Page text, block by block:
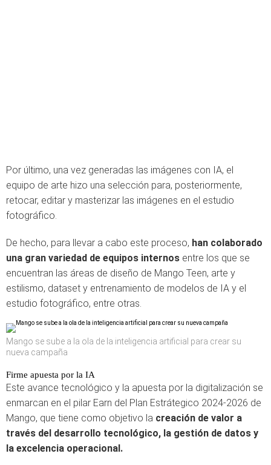
Por último, una vez generadas las imágenes con IA, el
equipo de arte hizo una selección para, posteriormente,
retocar, editar y masterizar las imágenes en el estudio
fotográfico.
De hecho, para llevar a cabo este proceso, han colaborado
una gran variedad de equipos internos entre los que se
encuentran las áreas de diseño de Mango Teen, arte y
estilismo, dataset y entrenamiento de modelos de IA y el
estudio fotográfico, entre otras.
Mango se sube a la ola de la inteligencia artificial para crear su
nueva campaña
Firme apuesta por la IA
Este avance tecnológico y la apuesta por la digitalización se
enmarcan en el pilar Earn del Plan Estrátegico 2024-2026 de
Mango, que tiene como objetivo la creación de valor a
través del desarrollo tecnológico, la gestión de datos y
la excelencia operacional.